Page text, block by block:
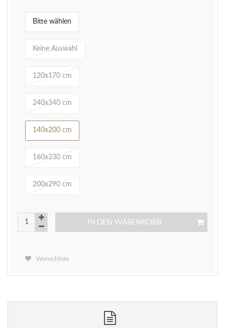
Bitte wählen
Keine Auswahl
120x170 cm
240x340 cm
140x200 cm
160x230 cm
200x290 cm
IN DEN WARENKORB
Wunschliste